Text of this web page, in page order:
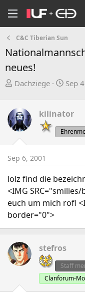
C&C Tiberian Sun
neues!
T
e
a
d
t
r
t
e
r
Dachziege
S
r
t
d
a
Sep
kilinator
Sep 6, 2001
lolz find die
<IMG
euch um mich rofl
border="0">
stefros
Staff
Clanforum-